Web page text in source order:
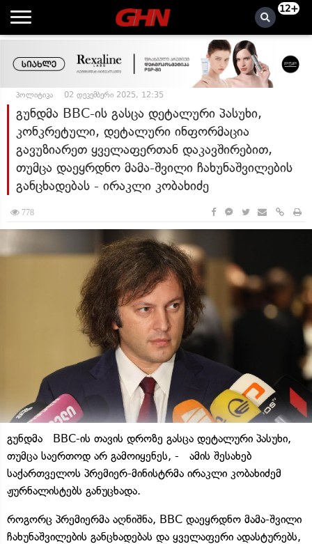
12+
პოლიტიკა 02 დეკემბერი 2025, 12:35
გუნდმა BBC-ის გასცა დეტალური პასუხი,
კონკრეტული, დეტალური ინფორმაცია
გავუზიარეთ ყველაფერთან დაკავშირებით,
თუმცა დაეყრდნო მამა-შვილი ჩახუნაშვილების
განცხადებას - ირაკლი კობახიძე
778
გუნდმა BBC-ის თავის დროზე გასცა დეტალური პასუხი,
თუმცა საერთოდ არ გამოიყენეს, - ამის შესახებ
საქართველოს პრემიერ-მინისტრმა ირაკლი კობახიძემ
ჟურნალისტებს განუცხადა.
როგორც პრემიერმა აღნიშნა, BBC დაეყრდნო მამა-შვილი
ჩახუნაშვილების განცხადებას და ყველაფერი ადასტურებს,